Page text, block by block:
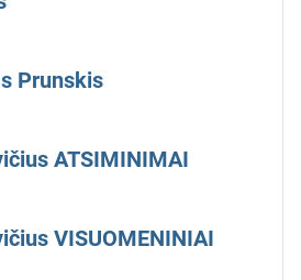
Prunskis
ATSIMINIMAI
VISUOMENINIAI